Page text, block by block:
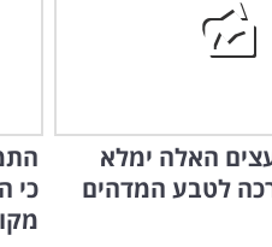
האלה ימלא
לטבע המדהים
כי